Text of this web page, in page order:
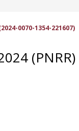
0070-1354-221607)
(PNRR)